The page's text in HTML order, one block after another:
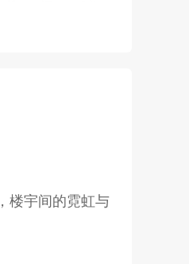
楼宇间的霓虹与